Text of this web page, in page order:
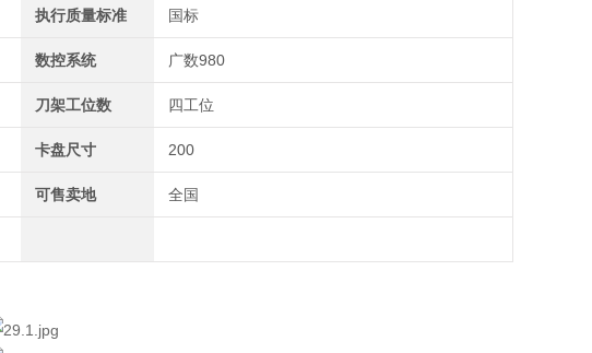
执行质量标准 国标
数控系统 广数980
刀架工位数 四工位
卡盘尺寸 200
可售卖地 全国